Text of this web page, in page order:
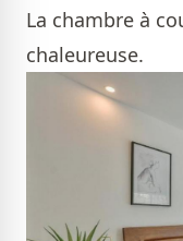
La chambre à
chaleureuse.